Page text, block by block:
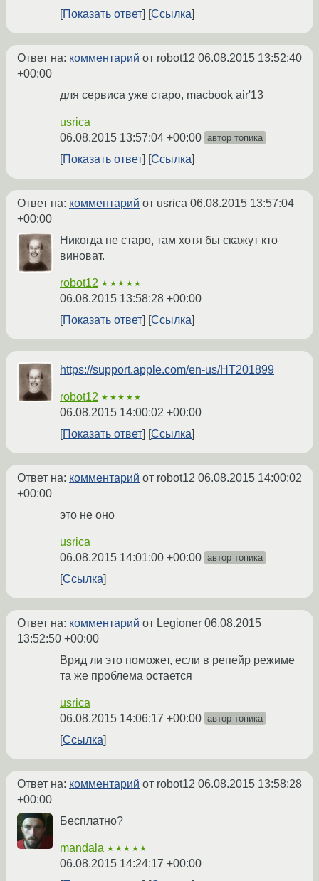
Показать ответ
Ссылка
Ответ на: комментарий от robot12 06.08.2015 13:52:40
+00:00
для сервиса уже старо, macbook air'13
usrica
06.08.2015 13:57:04 +00:00 автор топика
Показать ответ Ссылка
Ответ на: комментарий от usrica 06.08.2015 13:57:04
+00:00
Никогда не старо, там хотя бы скажут кто
виноват.
robot12 ★★★★★
06.08.2015 13:58:28 +00:00
Показать ответ
Ссылка
https://support.apple.com/en-us/HT201899
robot12 ★★★★★
06.08.2015 14:00:02 +00:00
Показать ответ
Ссылка
Ответ на: комментарий от robot12 06.08.2015 14:00:02
+00:00
это не оно
usrica
06.08.2015 14:01:00 +00:00 автор топика
Ссылка
Ответ на: комментарий от Legioner 06.08.2015
13:52:50 +00:00
Вряд ли это поможет, если в репейр режиме
та же проблема остается
usrica
06.08.2015 14:06:17 +00:00 автор топика
Ссылка
Ответ на: комментарий от robot12 06.08.2015 13:58:28
+00:00
Бесплатно?
mandala ★★★★★
06.08.2015 14:24:17 +00:00